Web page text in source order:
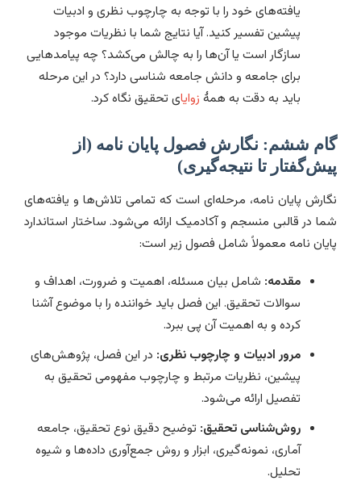
یافته‌های خود را با توجه به چارچوب نظری و ادبیات
پیشین تفسیر کنید. آیا نتایج شما با نظریات موجود
سازگار است یا آن‌ها را به چالش می‌کشد؟ چه پیامدهایی
برای جامعه و دانش جامعه شناسی دارد؟ در این مرحله
باید به دقت به همۀ زوایای تحقیق نگاه کرد.
گام ششم: نگارش فصول پایان نامه (از
پیش‌گفتار تا نتیجه‌گیری)
نگارش پایان نامه، مرحله‌ای است که تمامی تلاش‌ها و یافته‌های
شما در قالبی منسجم و آکادمیک ارائه می‌شود. ساختار استاندارد
پایان نامه معمولاً شامل فصول زیر است:
مقدمه: شامل بیان مسئله، اهمیت و ضرورت، اهداف و
سوالات تحقیق. این فصل باید خواننده را با موضوع آشنا
کرده و به اهمیت آن پی ببرد.
مرور ادبیات و چارچوب نظری: در این فصل، پژوهش‌های
پیشین، نظریات مرتبط و چارچوب مفهومی تحقیق به
تفصیل ارائه می‌شود.
روش‌شناسی تحقیق: توضیح دقیق نوع تحقیق، جامعه
آماری، نمونه‌گیری، ابزار و روش جمع‌آوری داده‌ها و شیوه
تحلیل.